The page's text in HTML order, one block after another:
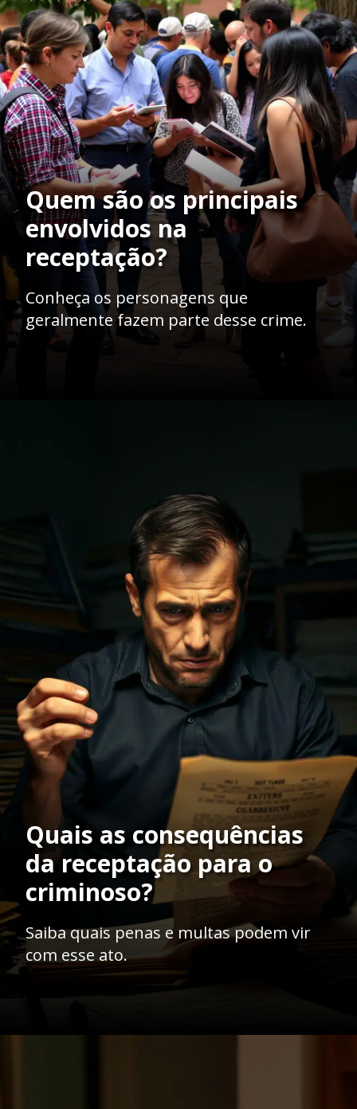
Quem são os principais
envolvidos na
receptação?
Conheça os personagens que
geralmente fazem parte desse crime.
Quais as consequências
da receptação para o
criminoso?
Saiba quais penas e multas podem vir
com esse ato.